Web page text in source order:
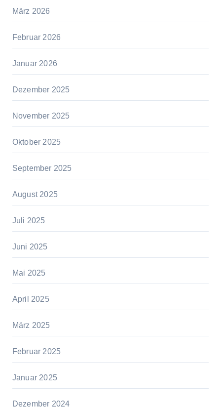
März 2026
Februar 2026
Januar 2026
Dezember 2025
November 2025
Oktober 2025
September 2025
August 2025
Juli 2025
Juni 2025
Mai 2025
April 2025
März 2025
Februar 2025
Januar 2025
Dezember 2024